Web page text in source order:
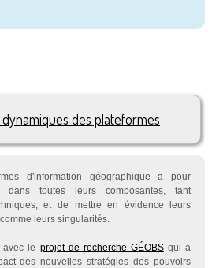
des plateformes
d'information géographique a pour
toutes leurs composantes, tant
et de mettre en évidence leurs
leurs singularités.
avec le projet de recherche GÉOBSqui a
des nouvelles stratégies des pouvoirs